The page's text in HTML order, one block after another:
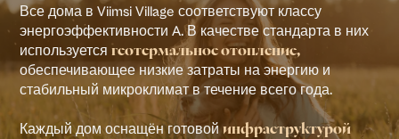
Все дома в Viimsi Village соответствуют классу
энергоэффективности A. В качестве стандарта в них
используетсягеотермальное отопление,
обеспечивающее низкие затраты на энергию и
стабильный микроклимат в течение всего года.
Каждый дом оснащён готовойинфраструктурой